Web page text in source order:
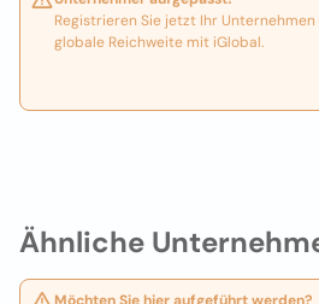
Ähnliche
Registrieren Sie jetzt Ihr
globale Reichweite mit iGlobal.